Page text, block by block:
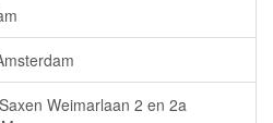
Weimarlaan 2 en 2a